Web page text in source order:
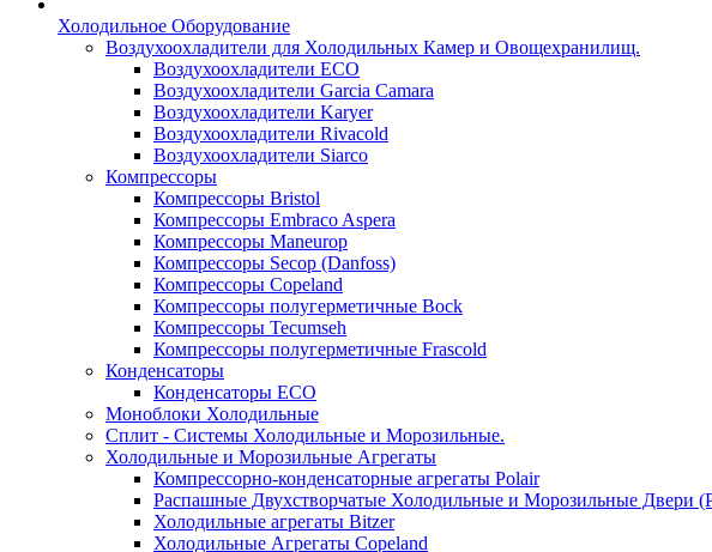
Холодильное Оборудование
Воздухоохладители для Холодильных Камер и Овощехранилищ.
Воздухоохладители ECO
Воздухоохладители Garcia Camara
Воздухоохладители Karyer
Воздухоохладители Rivacold
Воздухоохладители Siarco
Компрессоры
Компрессоры Bristol
Компрессоры Embraco Aspera
Компрессоры Maneurop
Компрессоры Secop (Danfoss)
Компрессоры Copeland
Компрессоры полугерметичные Bock
Компрессоры Tecumseh
Компрессоры полугерметичные Frascold
Конденсаторы
Конденсаторы ECO
Моноблоки Холодильные
Сплит - Системы Холодильные и Морозильные.
Холодильные и Морозильные Агрегаты
Компрессорно-конденсаторные агрегаты Polair
Распашные Двухстворчатые Холодильные и Морозильные Двери
Холодильные агрегаты Bitzer
Холодильные Агрегаты Copeland